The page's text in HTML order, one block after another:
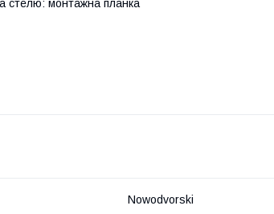
стелю: монтажна планка
Nowodvorski